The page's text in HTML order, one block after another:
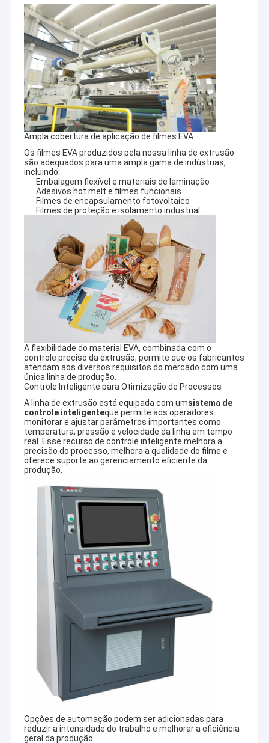
Produtos
Sobre nós
Excursão da fábrica
Ampla cobertura de aplicação de filmes EVA
Os filmes EVA produzidos pela nossa linha de extrusão
são adequados para uma ampla gama de indústrias,
incluindo:
Embalagem flexível e materiais de laminação
Adesivos hot melt e filmes funcionais
Filmes de encapsulamento fotovoltaico
Filmes de proteção e isolamento industrial
A flexibilidade do material EVA, combinada com o
controle preciso da extrusão, permite que os fabricantes
atendam aos diversos requisitos do mercado com uma
única linha de produção.
Controle Inteligente para Otimização de Processos
A linha de extrusão está equipada com umsistema de
controle inteligenteque permite aos operadores
monitorar e ajustar parâmetros importantes como
temperatura, pressão e velocidade da linha em tempo
real. Esse recurso de controle inteligente melhora a
precisão do processo, melhora a qualidade do filme e
oferece suporte ao gerenciamento eficiente da
produção.
Opções de automação podem ser adicionadas para
reduzir a intensidade do trabalho e melhorar a eficiência
geral da produção.
A Jiangsu Laiyi Packing Machinery Co., Ltd foi fundada em
2007 e mudou-se para o distrito de Jintan em 2015. The
new factory with enlarged scale and advanced
technology has improved its brand influence and become
increasing market share in China's extrusion lamination
industry.